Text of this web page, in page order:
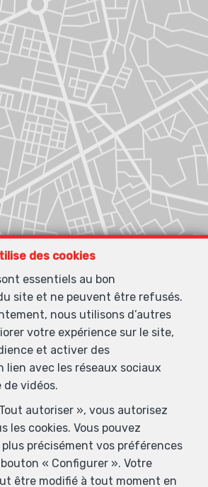
des cookies
essentiels au bon
site et ne peuvent être refusés.
nous utilisons d’autres
votre expérience sur le site,
et activer des
avec les réseaux sociaux
de vidéos.
autoriser », vous autorisez
les cookies. Vous pouvez
précisément vos préférences
« Configurer ». Votre
être modifié à tout moment en